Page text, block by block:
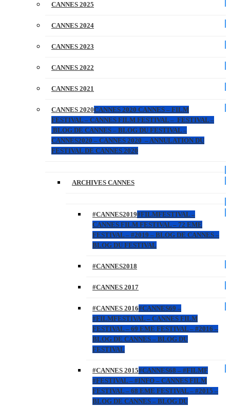
CANNES 2025
CANNES 2024
CANNES 2023
CANNES 2022
CANNES 2021
CANNES 2020CANNES 2020 CANNES – FILM
FESTIVAL – CANNES FILM FESTIVAL – FESTIVAL –
BLOG DE CANNES – BLOG DU FESTIVAL –
CANNES2020 – CANNES 2020 – ANNULATION DU
FESTIVAL DE CANNES 2020
ARCHIVES CANNES
#CANNES2019#FILMFESTIVAL –
CANNES FILM FESTIVAL – 72 EME
FESTIVAL – #2019 – BLOG DE CANNES –
BLOG DU FESTIVAL
#CANNES2018
#CANNES 2017
#CANNES 2016#CANNES69 –
#FILMFESTIVAL – CANNES FILM
FESTIVAL – 69 EME FESTIVAL – #2016 –
BLOG DE CANNES – BLOG DU
FESTIVAL
#CANNES 2015#CANNES68 – #FILMF
#FESTIVAL – #INFO – CANNES FILM
FESTIVAL – 68 EME FESTIVAL – #2015 –
BLOG DE CANNES – BLOG DU